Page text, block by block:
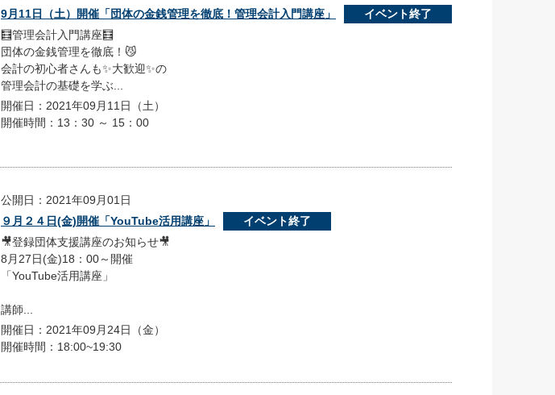
9月11日（土）開催「団体の金銭管理を徹底！管理会計入門講座」
イベント終了
🧮管理会計入門講座🧮
団体の金銭管理を徹底！😼
会計の初心者さんも✨大歓迎✨の
管理会計の基礎を学ぶ...
開催日：2021年09月11日（土）
開催時間：13：30 ～ 15：00
公開日：2021年09月01日
９月２４日(金)開催「YouTube活用講座」
イベント終了
🎥登録団体支援講座のお知らせ🎥
8月27日(金)18：00～開催
「YouTube活用講座」
講師...
開催日：2021年09月24日（金）
開催時間：18:00~19:30